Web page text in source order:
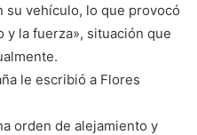
su vehículo, lo que provocó
la fuerza», situación que
le escribió a Flores
orden de alejamiento y